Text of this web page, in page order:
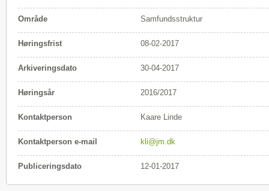
Område Samfundsstruktur
Høringsfrist 08-02-2017
Arkiveringsdato 30-04-2017
Høringsår 2016/2017
Kontaktperson Kaare Linde
Kontaktperson e-mail kli@jm.dk
Publiceringsdato 12-01-2017